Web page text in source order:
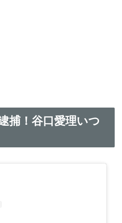
捕！谷口愛理いつ